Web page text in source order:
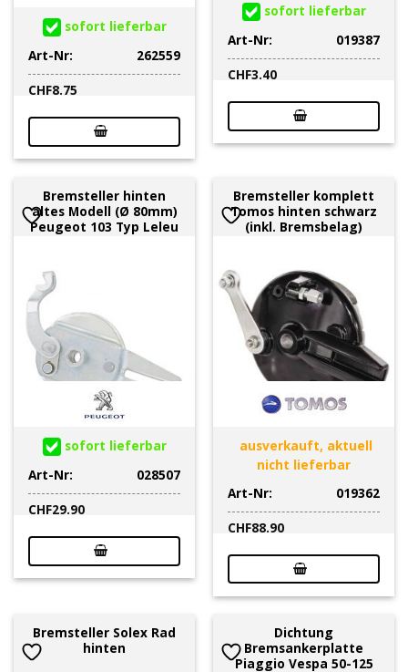
sofort lieferbar
Art-Nr:
262559
CHF8.75
sofort lieferbar
Art-Nr:
019387
CHF3.40
Bremsteller hinten
altes Modell (Ø 80mm)
Peugeot 103 Typ Leleu
sofort lieferbar
Art-Nr:
028507
CHF29.90
Bremsteller komplett
Tomos hinten schwarz
(inkl. Bremsbelag)
ausverkauft, aktuell
nicht lieferbar
Art-Nr:
019362
CHF88.90
Bremsteller Solex Rad
hinten
Dichtung
Bremsankerplatte
Piaggio Vespa 50-125